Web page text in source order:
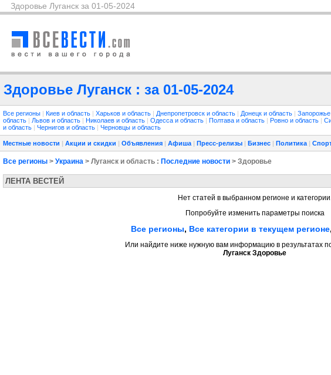
Здоровье Луганск за 01-05-2024
Здоровье Луганск : за 01-05-2024
Все регионы | Киев и область | Харьков и область | Днепропетровск и область | Донецк и область | Запорожье
область | Львов и область | Николаев и область | Одесса и область | Полтава и область | Ровно и область |
и область | Чернигов и область | Черновцы и область
Местные новости | Акции и скидки | Объявления | Афиша | Пресс-релизы | Бизнес | Политика |
Все регионы > Украина > Луганск и область : Последние новости > Здоровье
ЛЕНТА ВЕСТЕЙ
Нет статей в выбранном регионе и
Попробуйте изменить параметры поиска
Все регионы, Все категории в текущем регионе,
Или найдите ниже нужную вам информацию в результатах
Луганск Здоровье